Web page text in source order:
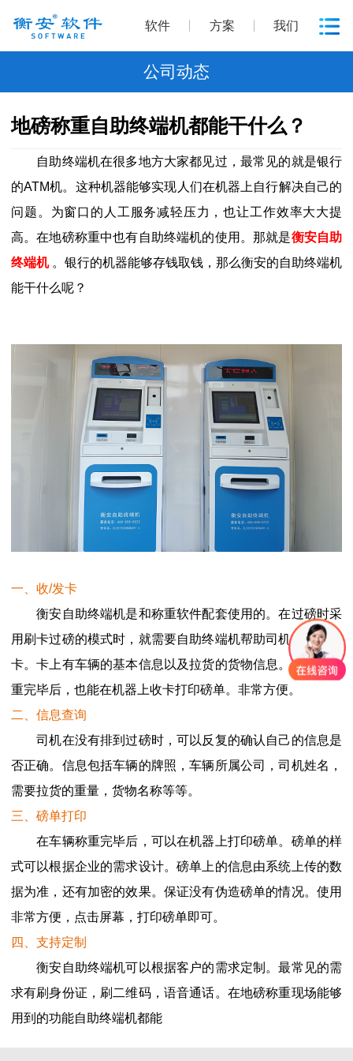
软件 方案 我们
公司动态
地磅称重自助终端机都能干什么？
自助终端机在很多地方大家都见过，最常见的就是银行
的ATM机。这种机器能够实现人们在机器上自行解决自己的
问题。为窗口的人工服务减轻压力，也让工作效率大大提
高。在地磅称重中也有自助终端机的使用。那就是衡安自助
终端机 。银行的机器能够存钱取钱，那么衡安的自助终端机
能干什么呢？
一、收/发卡
衡安自助终端机是和称重软件配套使用的。在过磅时采
用刷卡过磅的模式时，就需要自助终端机帮助司机自行的发
卡。卡上有车辆的基本信息以及拉货的货物信息。当司机称
重完毕后，也能在机器上收卡打印磅单。非常方便。
二、信息查询
司机在没有排到过磅时，可以反复的确认自己的信息是
否正确。信息包括车辆的牌照，车辆所属公司，司机姓名，
需要拉货的重量，货物名称等等。
三、磅单打印
在车辆称重完毕后，可以在机器上打印磅单。磅单的样
式可以根据企业的需求设计。磅单上的信息由系统上传的数
据为准，还有加密的效果。保证没有伪造磅单的情况。使用
非常方便，点击屏幕，打印磅单即可。
四、支持定制
衡安自助终端机可以根据客户的需求定制。最常见的需
求有刷身份证，刷二维码，语音通话。在地磅称重现场能够
用到的功能自助终端机都能